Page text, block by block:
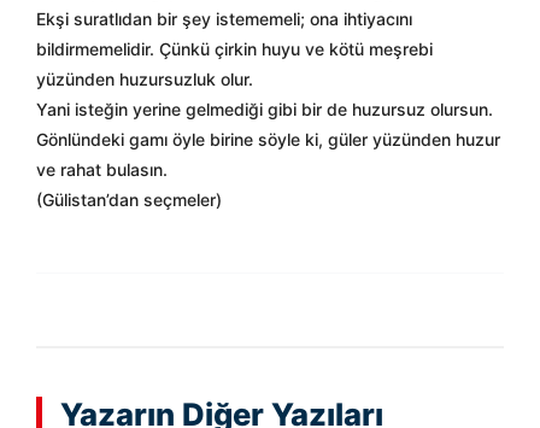
Ekşi suratlıdan bir şey istememeli; ona ihtiyacını
bildirmemelidir. Çünkü çirkin huyu ve kötü meşrebi
yüzünden huzursuzluk olur.
Yani isteğin yerine gelmediği gibi bir de huzursuz olursun.
Gönlündeki gamı öyle birine söyle ki, güler yüzünden huzur
ve rahat bulasın.
(Gülistan’dan seçmeler)
Yazarın Diğer Yazıları